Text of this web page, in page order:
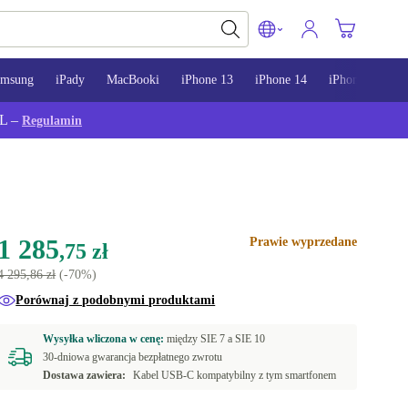
iPady MacBooki iPhone 13 iPhone 14 iPhone 15
– Regulamin
1 285,75 zł
295,86 zł(-70%)
Prawie wyprzedane
Porównaj z podobnymi produktami
Wysyłka wliczona w cenę:międzySIE 7 aSIE 10
30-dniowa gwarancja bezpłatnego zwrotu
Dostawa zawiera:
Kabel USB-C kompatybilny z tym smartfonem